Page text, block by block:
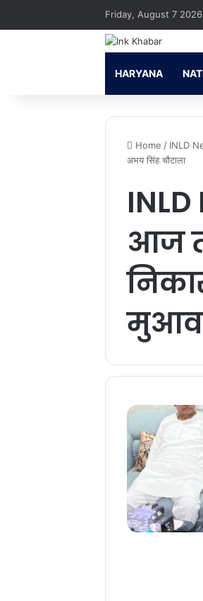
Friday, August 7 2026
HARYANA
Home / INLD
अभय सिंह चौटाला
आज